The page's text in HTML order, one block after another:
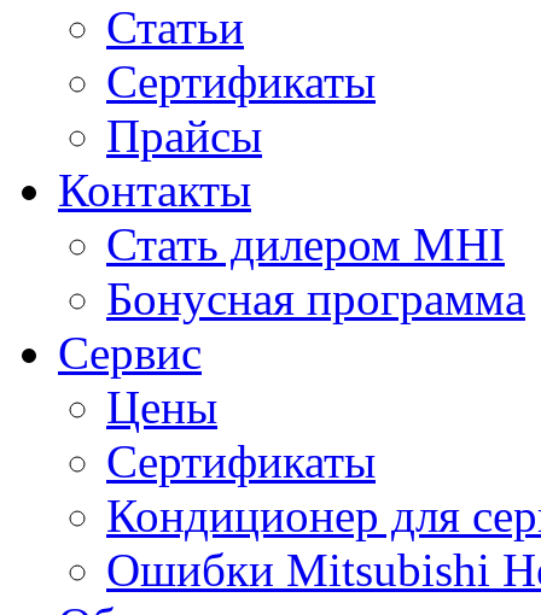
Статьи
Сертификаты
Прайсы
Контакты
Стать дилером MHI
Бонусная программа
Сервис
Цены
Сертификаты
Кондиционер для
Ошибки Mitsubishi